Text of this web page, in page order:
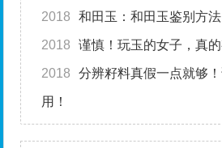
2018 和田玉：和田玉鉴别方法
2018 谨慎！玩玉的女子，真的
2018 分辨籽料真假一点就够
用！